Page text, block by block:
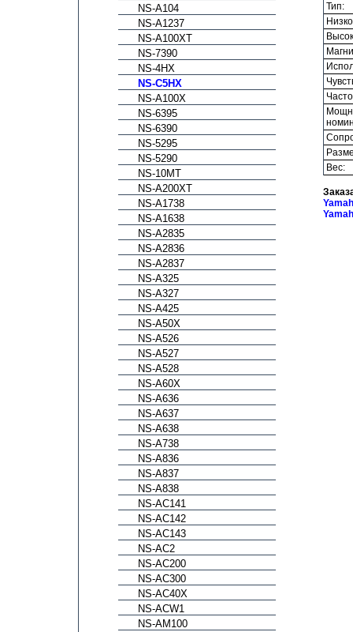
NS-A104
NS-A1237
NS-A100XT
NS-7390
NS-4HX
NS-C5HX
NS-A100X
NS-6395
NS-6390
NS-5295
NS-5290
NS-10MT
NS-A200XT
NS-A1738
NS-A1638
NS-A2835
NS-A2836
NS-A2837
NS-A325
NS-A327
NS-A425
NS-A50X
NS-A526
NS-A527
NS-A528
NS-A60X
NS-A636
NS-A637
NS-A638
NS-A738
NS-A836
NS-A837
NS-A838
NS-AC141
NS-AC142
NS-AC143
NS-AC2
NS-AC200
NS-AC300
NS-AC40X
NS-ACW1
NS-AM100
Тип:
Вес: